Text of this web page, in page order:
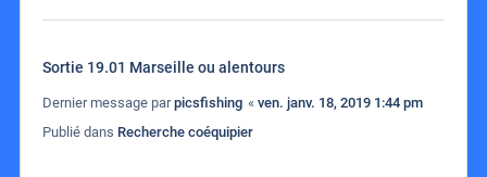
Sortie 19.01 Marseille ou alentours
Dernier message parpicsfishing « ven. janv. 18, 2019 1:44 pm
Publié dans Recherche coéquipier